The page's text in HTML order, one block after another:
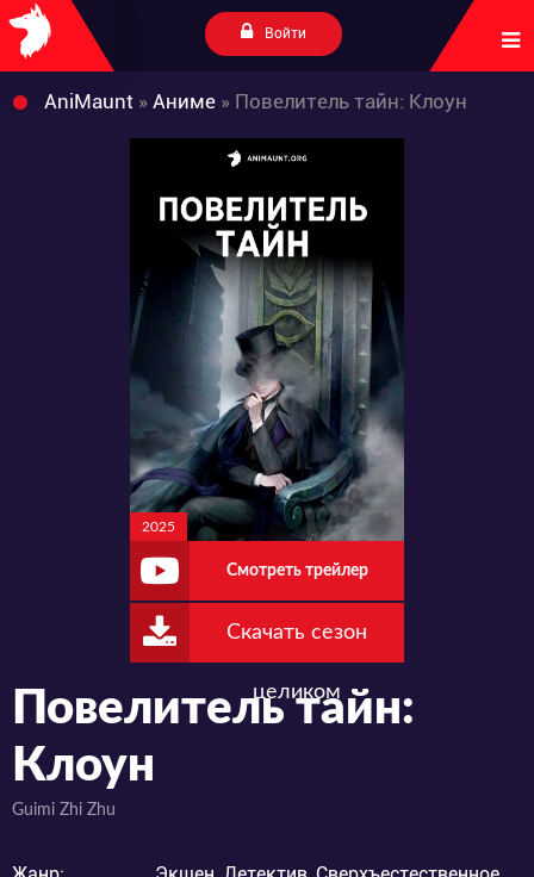
Войти
AniMaunt » Аниме » Повелитель тайн: Клоун
2025
Смотреть трейлер
Скачать сезон
целиком
Повелитель тайн:
Клоун
Guimi Zhi Zhu